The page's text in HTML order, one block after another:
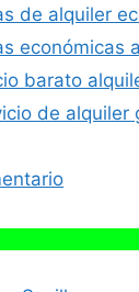
de alquiler
económicas
barato
de alquiler